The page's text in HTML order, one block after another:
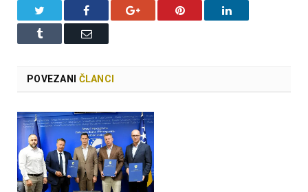
Facebook Google+ Pinterest LinkedIn
Tumblr Email
POVEZANI ČLANCI